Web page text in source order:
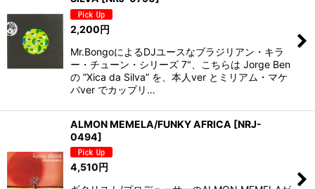
2,200円
Mr.BongoによるDJユースなブラジリアン・キラ
ー・チューン・シリーズ 7"、こちらは Jorge Ben
の ”Xica da Silva” を、本人ver とミリアム・マケ
バver でカップリ…
ALMON MEMELA/FUNKY AFRICA [NRJ-
0494]
4,510円